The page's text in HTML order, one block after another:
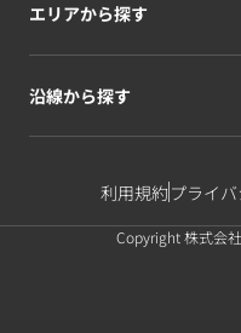
エリアから探す
沿線から探す
利用規約プライ
Copyright 株式会